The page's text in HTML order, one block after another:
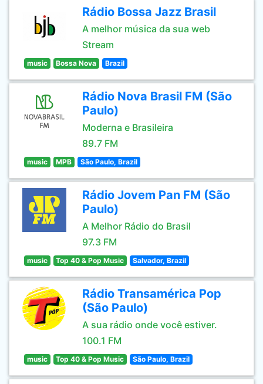
Rádio Bossa Jazz Brasil
A melhor música da sua web
Stream
music Bossa Nova Brazil
Rádio Nova Brasil FM (São
Paulo)
Moderna e Brasileira
89.7 FM
music MPB São Paulo, Brazil
Rádio Jovem Pan FM (São
Paulo)
A Melhor Rádio do Brasil
97.3 FM
music Top 40 & Pop Music Salvador, Brazil
Rádio Transamérica Pop
(São Paulo)
A sua rádio onde você estiver.
100.1 FM
music Top 40 & Pop Music São Paulo, Brazil